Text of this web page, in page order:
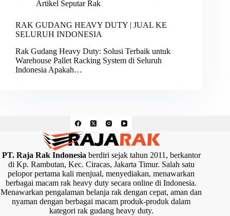
Artikel Seputar Rak
RAK GUDANG HEAVY DUTY | JUAL KE
SELURUH INDONESIA
Rak Gudang Heavy Duty: Solusi Terbaik untuk
Warehouse Pallet Racking System di Seluruh
Indonesia Apakah…
PT. Raja Rak Indonesiaberdiri sejak tahun 2011, berkantor
di Kp. Rambutan, Kec. Ciracas, Jakarta Timur. Salah satu
pelopor pertama kali menjual, menyediakan, menawarkan
berbagai macam rak heavy duty secara online di Indonesia.
Menawarkan pengalaman belanja rak dengan cepat, aman dan
nyaman dengan berbagai macam produk-produk dalam
kategori rak gudang heavy duty.